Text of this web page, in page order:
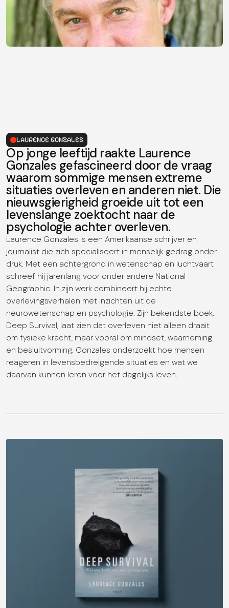
LAURENCE GONZALES
Op jonge leeftijd raakte Laurence
Gonzales gefascineerd door de vraag
waarom sommige mensen extreme
situaties overleven en anderen niet. Die
nieuwsgierigheid groeide uit tot een
levenslange zoektocht naar de
psychologie achter overleven.
Laurence Gonzales is een Amerikaanse schrijver en
journalist die zich specialiseert in menselijk gedrag onder
druk. Met een achtergrond in wetenschap en luchtvaart
schreef hij jarenlang voor onder andere National
Geographic. In zijn werk combineert hij echte
overlevingsverhalen met inzichten uit de
neurowetenschap en psychologie. Zijn bekendste boek,
Deep Survival, laat zien dat overleven niet alleen draait
om fysieke kracht, maar vooral om mindset, waarneming
en besluitvorming. Gonzales onderzoekt hoe mensen
reageren in levensbedreigende situaties en wat we
daarvan kunnen leren voor het dagelijks leven.